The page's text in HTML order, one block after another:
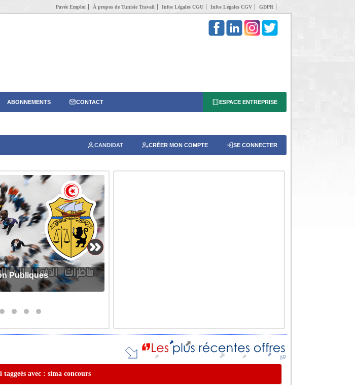
Pavée Emploi À propos de Tunisie Travail Infos Légales CGU Infos Légales CGV GDPR
ABONNEMENTS CONTACT ESPACE ENTREPRISE
CANDIDAT CRÉER MON COMPTE SE CONNECTER
Publiques
taggeés avec : sima concours